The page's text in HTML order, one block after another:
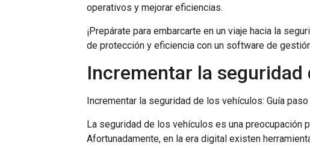
operativos y mejorar eficiencias.
¡Prepárate para embarcarte en un viaje hacia la
de protección y eficiencia con un software de
Incrementar la seguridad
Incrementar la seguridad de los vehículos: Guía
La seguridad de los vehículos es una preocupación
Afortunadamente, en la era digital existen